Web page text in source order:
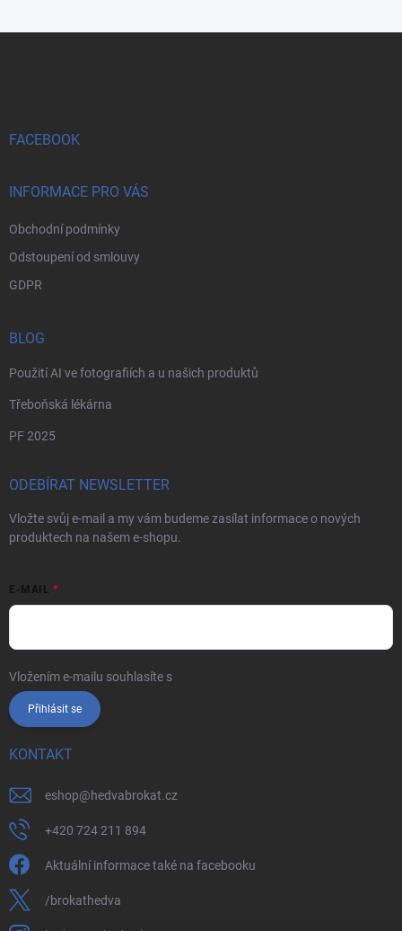
FACEBOOK
INFORMACE PRO VÁS
Obchodní podmínky
Odstoupení od smlouvy
GDPR
BLOG
Použití AI ve fotografiích a u našich produktů
Třeboňská lékárna
PF 2025
ODEBÍRAT NEWSLETTER
Vložte svůj e-mail a my vám budeme zasílat informace o nových
produktech na našem e-shopu.
E-MAIL
Vložením e-mailu souhlasíte s
Přihlásit se
KONTAKT
eshop@hedvabrokat.cz
+420 724 211 894
Aktuální informace také na facebooku
/brokathedva